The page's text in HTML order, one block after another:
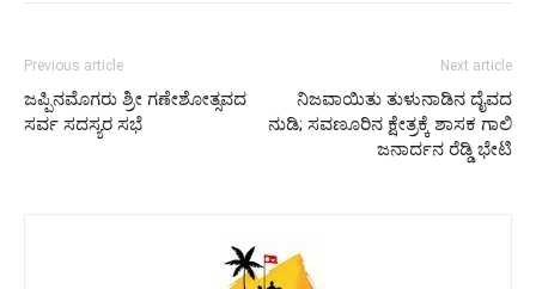
Previous article
ಜಪ್ಪಿನಮೊಗರು ಶ್ರೀ ಗಣೇಶೋತ್ಸವದ
ಸರ್ವ ಸದಸ್ಯರ ಸಭೆ
Next article
ನಿಜವಾಯಿತು ತುಳುನಾಡಿನ ದೈವದ
ನುಡಿ; ಸವಣೂರಿನ ಕ್ಷೇತ್ರಕ್ಕೆ ಶಾಸಕ ಗಾಲಿ
ಜನಾರ್ದನ‌ ರೆಡ್ಡಿ ಭೇಟಿ